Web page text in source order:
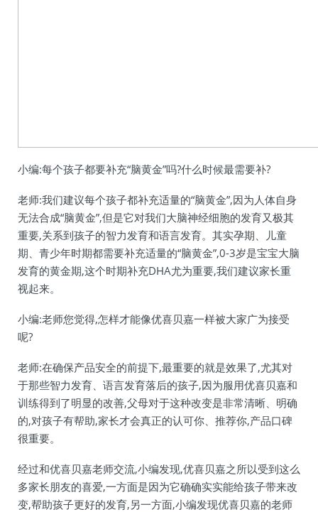
小编:每个孩子都要补充“脑黄金”吗?什么时候最需要补?
老师:我们建议每个孩子都补充适量的“脑黄金”,因为人体自身
无法合成“脑黄金”,但是它对我们大脑神经细胞的发育又极其
重要,关系到孩子的智力发育和语言发育。其实孕期、儿童
期、青少年时期都需要补充适量的“脑黄金”,0-3岁是宝宝大脑
发育的黄金期,这个时期补充DHA尤为重要,我们建议家长重
视起来。
小编:老师您觉得,怎样才能像优喜贝嘉一样被大家广为接受
呢?
老师:在确保产品安全的前提下,最重要的就是效果了,尤其对
于那些智力发育、语言发育落后的孩子,因为服用优喜贝嘉和
训练得到了明显的改善,父母对于这种改变是非常清晰、明确
的,对孩子有帮助,家长才会真正的认可你、推荐你,产品口碑
很重要。
经过和优喜贝嘉老师交流,小编发现,优喜贝嘉之所以受到这么
多家长朋友的喜爱,一方面是因为它确确实实能给孩子带来改
变,帮助孩子更好的发育,另一方面,小编发现优喜贝嘉的老师